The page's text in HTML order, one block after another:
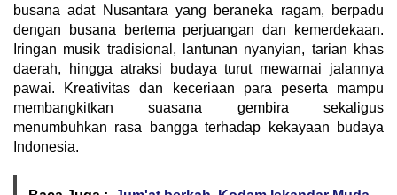
busana adat Nusantara yang beraneka ragam, berpadu
dengan busana bertema perjuangan dan kemerdekaan.
Iringan musik tradisional, lantunan nyanyian, tarian khas
daerah, hingga atraksi budaya turut mewarnai jalannya
pawai. Kreativitas dan keceriaan para peserta mampu
membangkitkan suasana gembira sekaligus
menumbuhkan rasa bangga terhadap kekayaan budaya
Indonesia.